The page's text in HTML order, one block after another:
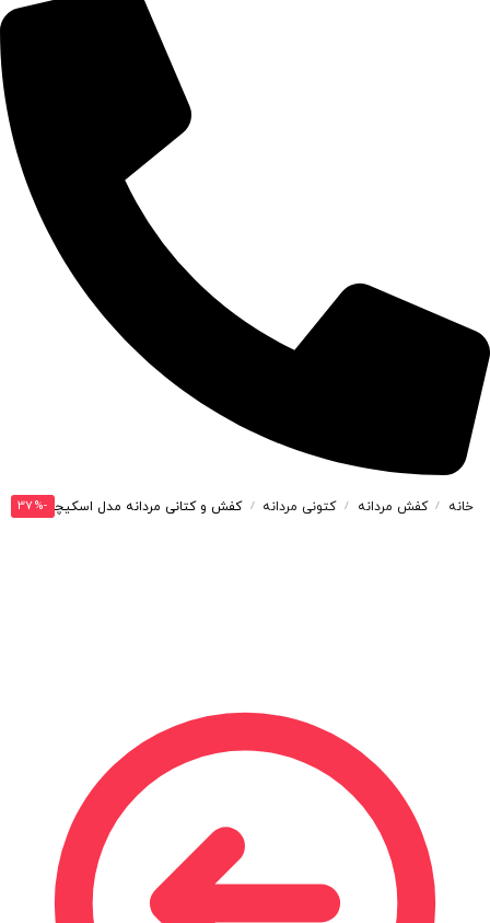
خانه / کفش مردانه / کتونی مردانه / کفش و کتانی مردانه مدل اسکیچرز SKECHERS رنگ طوسی نارنجی کد 42426
-37%